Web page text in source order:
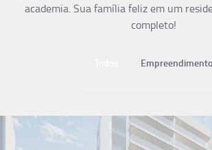
academia. Sua família feliz em um
completo!
Empreendimento